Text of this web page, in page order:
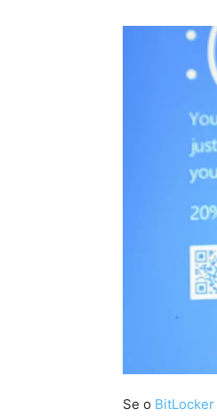
Se o BitLocker